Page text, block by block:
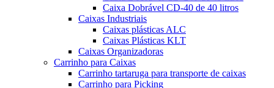
Caixa Dobrável CD-40 de 40 litros
Caixas Industriais
Caixas plásticas ALC
Caixas Plásticas KLT
Caixas Organizadoras
Carrinho para Caixas
Carrinho tartaruga para transporte de caixas
Carrinho para Picking